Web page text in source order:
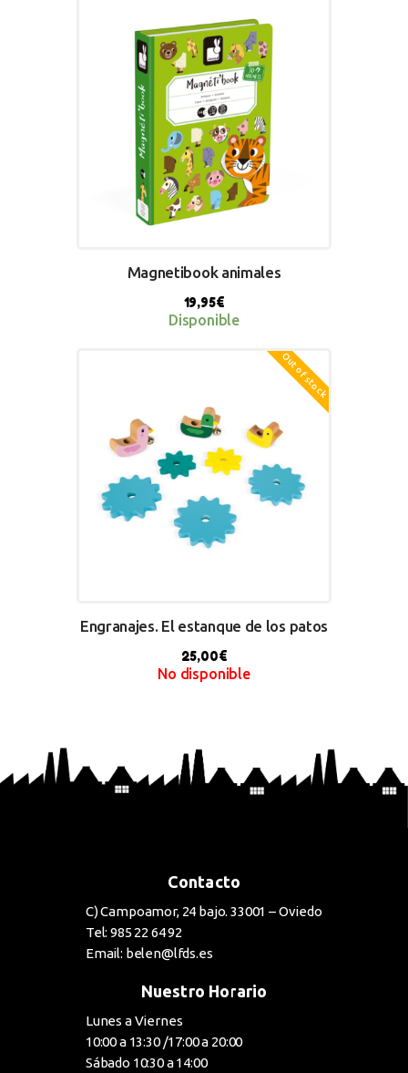
Magnetibook animales
19,95€
Disponible
Out of stock
Engranajes. El estanque de los patos
25,00€
No disponible
Contacto
C) Campoamor, 24 bajo. 33001 – Oviedo
Tel: 985 22 64 92
Email: belen@lfds.es
Nuestro Horario
Lunes a Viernes
10:00 a 13:30 /17:00 a 20:00
Sábado 10:30 a 14:00